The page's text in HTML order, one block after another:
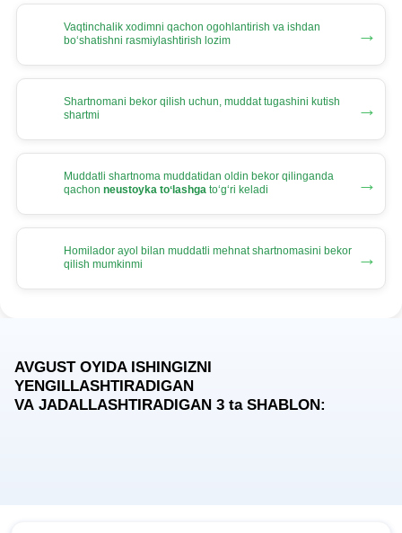
Vaqtinchalik хodimni qachon ogohlantirish va ishdan
boʻshatishni rasmiylashtirish lozim
→
Shartnomani bekor qilish uchun, muddat tugashini kutish
shartmi
→
Muddatli shartnoma muddatidan oldin bekor qilinganda
qachon neustoyka toʻlashga toʻgʻri keladi →
Homilador ayol bilan muddatli mehnat shartnomasini bekor
qilish mumkinmi
→
AVGUST OYIDA ISHINGIZNI
YENGILLASHTIRADIGAN
VA JADALLASHTIRADIGAN 3 taSHABLON: